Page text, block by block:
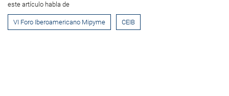
este artículo habla de
VI Foro Iberoamericano Mipyme CEIB